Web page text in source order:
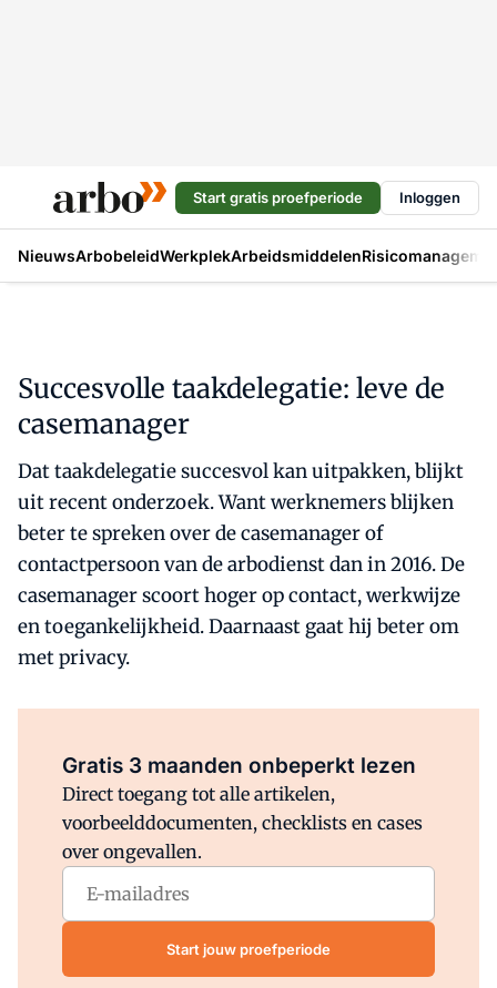
Start gratis proefperiode Inloggen
NieuwsArbobeleidWerkplekArbeidsmiddelen
Succesvolle taakdelegatie: leve de
casemanager
Dat taakdelegatie succesvol kan uitpakken, blijkt
uit recent onderzoek. Want werknemers blijken
beter te spreken over de casemanager of
contactpersoon van de arbodienst dan in 2016. De
casemanager scoort hoger op contact, werkwijze
en toegankelijkheid. Daarnaast gaat hij beter om
met privacy.
Gratis 3 maanden onbeperkt lezen
Direct toegang tot alle artikelen,
voorbeelddocumenten, checklists en cases
over ongevallen.
Start jouw proefperiode